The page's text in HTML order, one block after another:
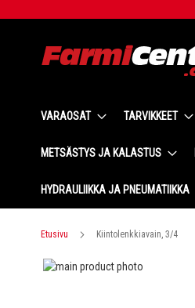
to
VARAOSAT TARVIKKEET
METSÄSTYS JA KALASTUS
HYDRAULIIKKA JA PNEUMATIIKKA
Etusivu Kiintolenkkiavain, 3/4
Skip